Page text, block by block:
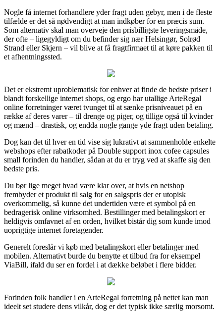
Nogle få internet forhandlere yder fragt uden gebyr, men i de fleste
tilfælde er det så nødvendigt at man indkøber for en præcis sum.
Som alternativ skal man overveje den prisbilligste leveringsmåde,
der ofte – ligegyldigt om du befinder sig nær Helsingør, Solrød
Strand eller Skjern – vil blive at få fragtfirmaet til at køre pakken til
et afhentningssted.
Det er ekstremt uproblematisk for enhver at finde de bedste priser i
blandt forskellige internet shops, og ergo har utallige ArteRegal
online forretninger været tvunget til at sænke prisniveauet på en
række af deres varer – til drenge og piger, og tillige også til kvinder
og mænd – drastisk, og endda nogle gange yde fragt uden betaling.
Dog kan det til hver en tid vise sig lukrativt at sammenholde enkelte
webshops efter rabatkoder på Double support inox cofee capsules
small forinden du handler, sådan at du er tryg ved at skaffe sig den
bedste pris.
Du bør lige meget hvad være klar over, at hvis en netshop
frembyder et produkt til salg for en salgspris der er utopisk
overkommelig, så kunne det undertiden være et symbol på en
bedragerisk online virksomhed. Bestillinger med betalingskort er
heldigvis omfavnet af en orden, hvilket bistår dig som kunde imod
uoprigtige internet foretagender.
Generelt foreslår vi køb med betalingskort eller betalinger med
mobilen. Alternativt burde du benytte et tilbud fra for eksempel
ViaBill, ifald du ser en fordel i at dække beløbet i flere bidder.
Forinden folk handler i en ArteRegal forretning på nettet kan man
ideelt set studere dens vilkår, dog er det typisk ikke særlig morsomt.